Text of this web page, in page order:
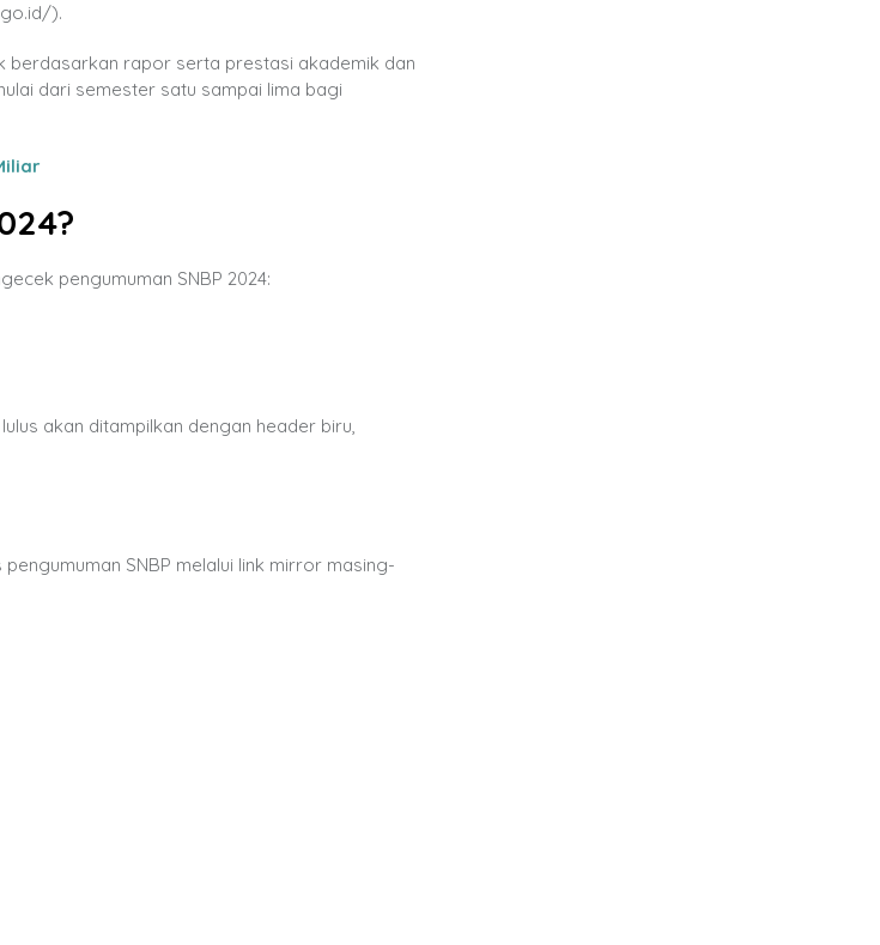
).
berdasarkan rapor serta prestasi akademik dan
dari semester satu sampai lima bagi
pengumuman SNBP 2024:
akan ditampilkan dengan header biru,
SNBP melalui link mirror masing-